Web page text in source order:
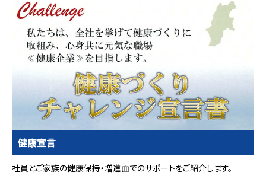
健康宣言
社員とご家族の健康保持・増進面でのサポートをご紹介します。